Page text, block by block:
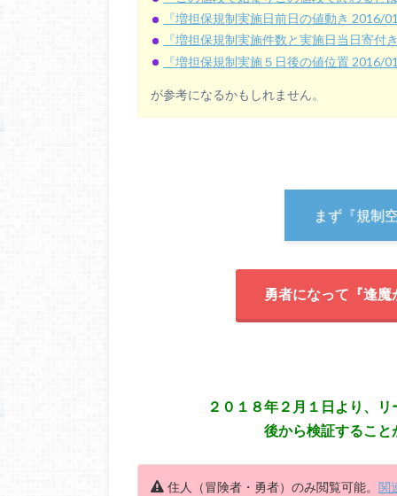
『増担保規制実施日前日の値動き 2016/
『増担保規制実施件数と実施日当日寄
『増担保規制実施５日後の値位置 2016/
が参考になるかもしれません。
まず『規制
勇者になって『逢
２０１８年２月１日より、
後から検証するこ
住人（冒険者・勇者）のみ閲覧可能。関